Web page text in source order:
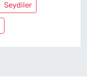
Seydiler